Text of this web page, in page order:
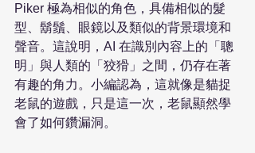
Piker 極為相似的角色，具備相似的髮
型、鬍鬚、眼鏡以及類似的背景環境和
聲音。這說明，AI 在識別內容上的「聰
明」與人類的「狡猾」之間，仍存在著
有趣的角力。小編認為，這就像是貓捉
老鼠的遊戲，只是這一次，老鼠顯然學
會了如何鑽漏洞。